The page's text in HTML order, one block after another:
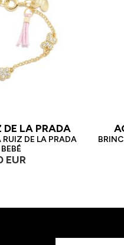
LA PRADA
DE LA PRADA
EUR